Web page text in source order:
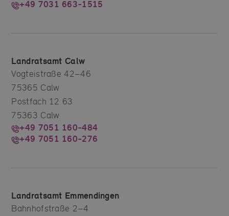
+49 7031 663-1515
Landratsamt Calw
Vogteistraße 42–46
75365 Calw
Postfach 12 63
75363 Calw
+49 7051 160-484
+49 7051 160-276
Landratsamt Emmendingen
Bahnhofstraße 2–4